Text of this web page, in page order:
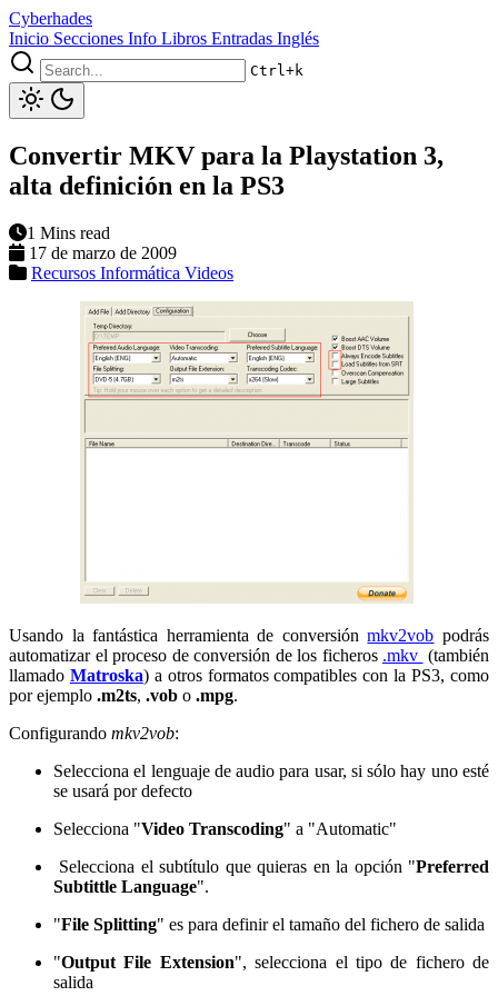
Cyberhades
Inicio Secciones Info Libros Entradas Inglés
Ctrl+k
Convertir MKV para la Playstation 3,
alta definición en la PS3
1 Mins read
17 de marzo de 2009
Recursos Informática Videos
Usando la fantástica herramienta de conversiónmkv2vob podrás
automatizar el proceso de conversión de los ficheros .mkv (también
llamado Matroska) a otros formatos compatibles con la PS3, como
por ejemplo .m2ts, .vob o .mpg.
Configurando mkv2vob:
Selecciona el lenguaje de audio para usar, si sólo hay uno esté
se usará por defecto
Selecciona "Video Transcoding" a "Automatic"
Selecciona el subtítulo que quieras en la opción "Preferred
Subtittle Language".
"File Splitting" es para definir el tamaño del fichero de salida
"Output File Extension", selecciona el tipo de fichero de
salida